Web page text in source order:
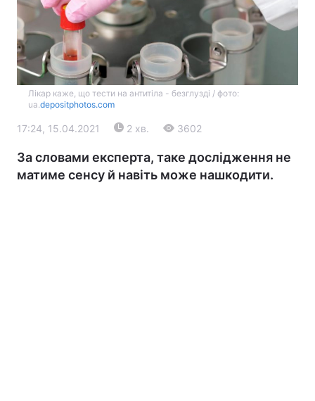
Головна Війна
Лікар каже, що тести на антитіла - безглузді / фото:
ua.depositphotos.com
17:24, 15.04.2021 2 хв. 3602
За словами експерта, таке дослідження не
матиме сенсу й навіть може нашкодити.